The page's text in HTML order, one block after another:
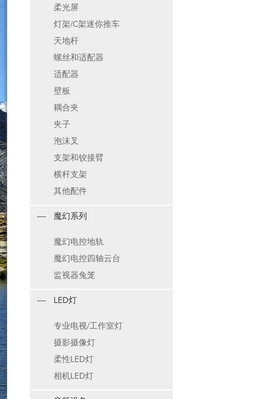
柔光屏
灯架/C架迷你推车
天地杆
螺丝和适配器
适配器
壁板
耦合夹
夹子
泡沫叉
支架和铰接臂
横杆支架
其他配件
魔幻系列
魔幻电控地轨
魔幻电控四轴云台
监视器兔笼
LED灯
专业电视/工作室灯
摄影摄像灯
柔性LED灯
相机LED灯